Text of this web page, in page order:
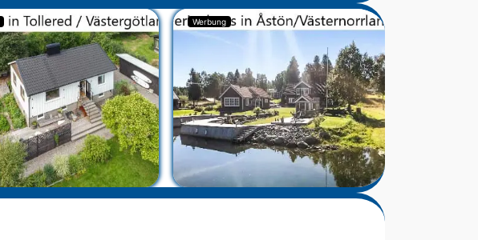
Werbung